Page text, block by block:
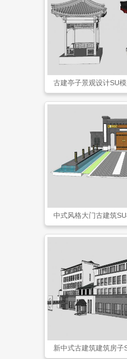
古建亭子景观设计SU
中式风格大门古建筑
新中式古建筑建筑房子